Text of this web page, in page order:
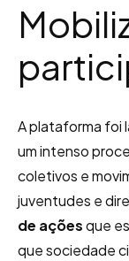
A plataforma foi
um intenso
coletivos e
juventudes e
de açõesque
que sociedade